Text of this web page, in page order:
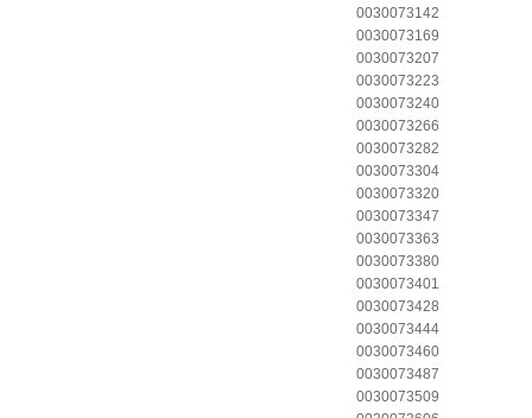
0030073142
0030073169
0030073207
0030073223
0030073240
0030073266
0030073282
0030073304
0030073320
0030073347
0030073363
0030073380
0030073401
0030073428
0030073444
0030073460
0030073487
0030073509